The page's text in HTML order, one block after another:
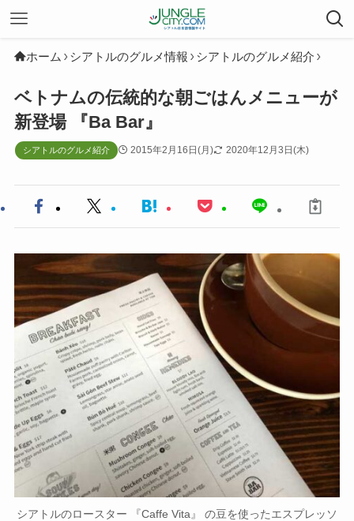
ホーム シアトルのグルメ情報 シアトルのグルメ紹介
ベトナムの伝統的な朝ごはんメニューが
新登場 『Ba Bar』
シアトルのグルメ紹介 2015年2月16日(月) 2020年12月3日(木)
シアトルのロースター 『Caffe Vita』 の豆を使ったエスプレッソ